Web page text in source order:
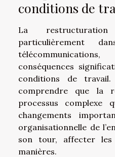
conditions de
La
particulièrement
conséquences
conditions de
comprendre que la
processus complexe
changements
organisationnelle de
son tour, affecter les
manières.